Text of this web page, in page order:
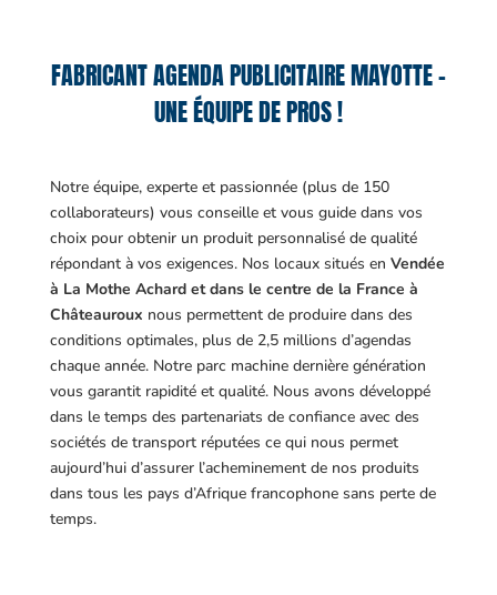
FABRICANT AGENDA PUBLICITAIRE MAYOTTE –
UNE ÉQUIPE DE PROS !
Notre équipe, experte et passionnée (plus de 150
collaborateurs) vous conseille et vous guide dans vos
choix pour obtenir un produit personnalisé de qualité
répondant à vos exigences. Nos locaux situés en Vendée
à La Mothe Achard et dans le centre de la France à
Châteauroux nous permettent de produire dans des
conditions optimales, plus de 2,5 millions d’agendas
chaque année. Notre parc machine dernière génération
vous garantit rapidité et qualité. Nous avons développé
dans le temps des partenariats de confiance avec des
sociétés de transport réputées ce qui nous permet
aujourd’hui d’assurer l’acheminement de nos produits
dans tous les pays d’Afrique francophone sans perte de
temps.